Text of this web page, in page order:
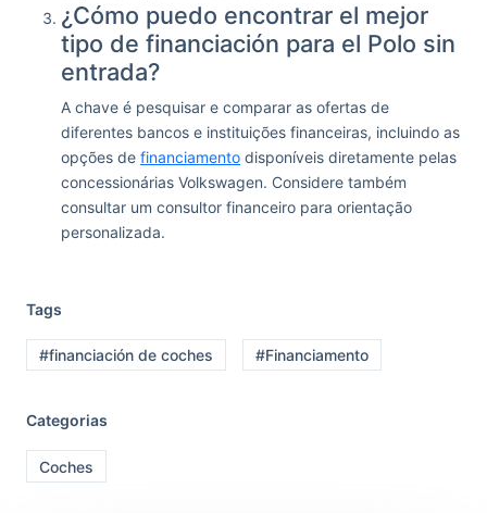
¿Cómo puedo encontrar el mejor
tipo de financiación para el Polo sin
entrada?
A chave é pesquisar e comparar as ofertas de
diferentes bancos e instituições financeiras, incluindo as
opções de financiamento disponíveis diretamente pelas
concessionárias Volkswagen. Considere também
consultar um consultor financeiro para orientação
personalizada.
Tags
#financiación de coches #Financiamento
Categorias
Coches